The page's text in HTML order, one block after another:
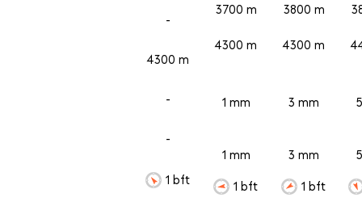
-
4300 m
-
-
1 bft
3700 m
4300 m
1 mm
1 mm
1 bft
3800 m
4300 m
3 mm
3 mm
1 bft